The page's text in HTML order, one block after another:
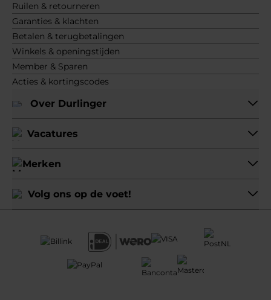
Ruilen & retourneren
Garanties & klachten
Betalen & terugbetalingen
Winkels & openingstijden
Member & Sparen
Acties & kortingscodes
Over Durlinger
Vacatures
Merken
Volg ons op de voet!